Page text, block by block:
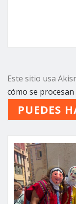
Este sitio usa
cómo se
PUEDES